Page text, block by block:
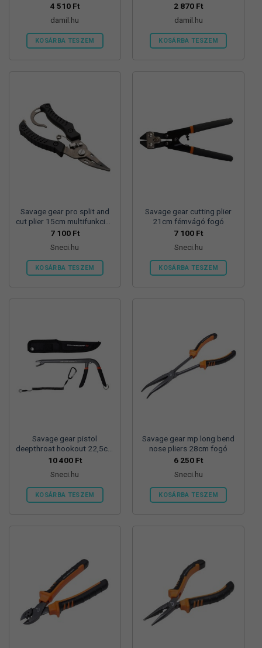
4 510 Ft
damil.hu
KOSÁRBA TESZEM
2 870 Ft
damil.hu
KOSÁRBA TESZEM
Savage gear pro split and
cut plier 15cm multifunkciós
fogó
7 100 Ft
Sneci.hu
KOSÁRBA TESZEM
Savage gear cutting plier
21cm fémvágó fogó
7 100 Ft
Sneci.hu
KOSÁRBA TESZEM
Savage gear pistol
deepthroat hookout 22,5cm
horogszabadító fogó
10 400 Ft
Sneci.hu
KOSÁRBA TESZEM
Savage gear mp long bend
nose pliers 28cm fogó
6 250 Ft
Sneci.hu
KOSÁRBA TESZEM